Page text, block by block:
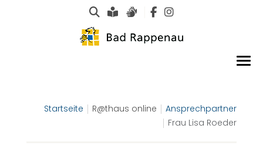
Suche
Leichte Sprache
Gebärdensprachen
Startseite R@thaus online
Ansprechpartner
Frau Lisa Roeder